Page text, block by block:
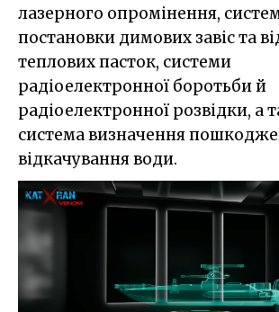
лазерного опромінення,
постановки димових завіс та
теплових пасток, системи
радіоелектронної боротьби й
радіоелектронної розвідки, а
система визначення
відкачування води.